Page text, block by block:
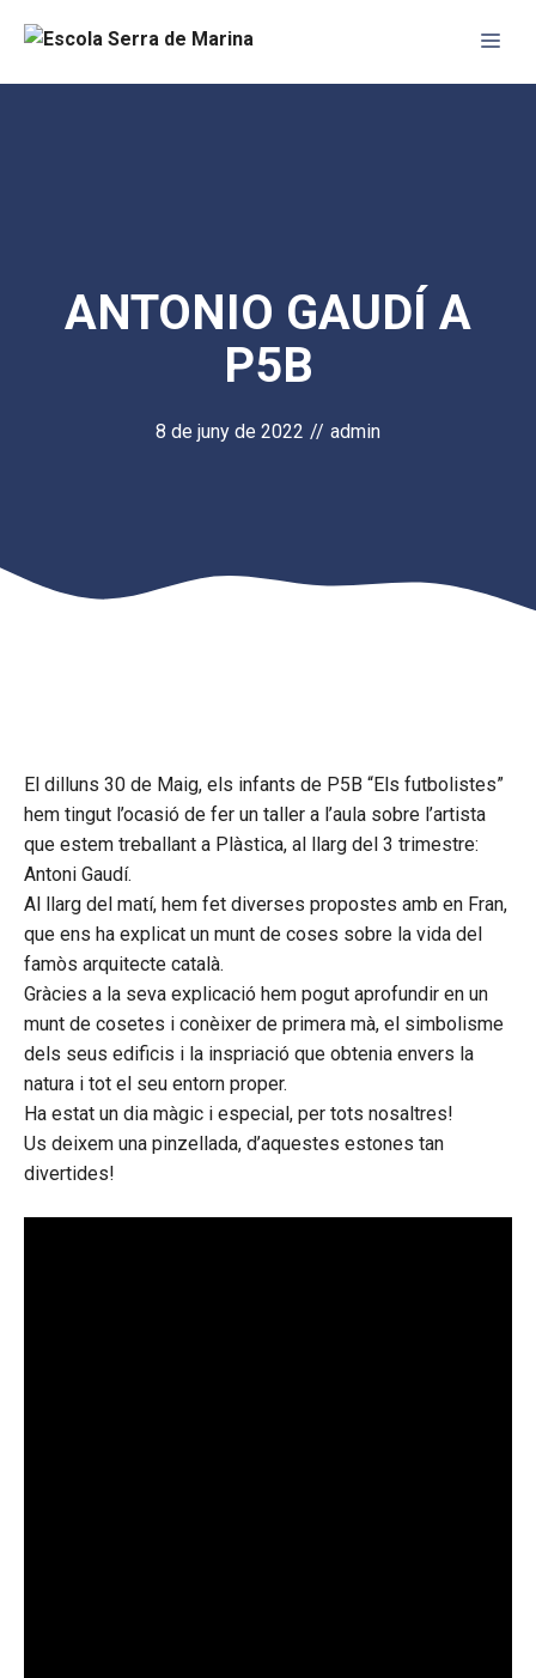
ANTONIO GAUDÍ A
P5B
8 de juny de 2022 // admin
El dilluns 30 de Maig, els infants de P5B “Els futbolistes”
hem tingut l’ocasió de fer un taller a l’aula sobre l’artista
que estem treballant a Plàstica, al llarg del 3 trimestre:
Antoni Gaudí.
Al llarg del matí, hem fet diverses propostes amb en Fran,
que ens ha explicat un munt de coses sobre la vida del
famòs arquitecte català.
Gràcies a la seva explicació hem pogut aprofundir en un
munt de cosetes i conèixer de primera mà, el simbolisme
dels seus edificis i la inspriació que obtenia envers la
natura i tot el seu entorn proper.
Ha estat un dia màgic i especial, per tots nosaltres!
Us deixem una pinzellada, d’aquestes estones tan
divertides!